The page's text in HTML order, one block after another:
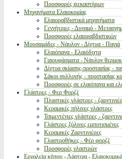
Προσφορές ψεκαστήρων
Μηχανήματα Ελαιοκομίας
Ελαιοραβδιστικά μηχανήματα
Γεννήτριες - Δυναμό -
Προσφορές ελαιοραβδιστικών
Μουσαμάδες - Νάυλον - Δίχτυα - Πανιά
Ελαιόπανα - Ελαιόδιχτα
Γαιουφάσματα - Νάυλον
Δίχτυα σκίασης-προστασίας -
Σάκοι συλλογής - προστασίας
Προσφορές σε ελαιόπανα και
Γλάστρες - Φερ Φορζέ
Πλαστικές γλάστρες -
Κεραμικές πήλινες γλάστρες
Τσιμεντένιες γλάστρες -
Γλάστρες ξύλινες εμποτισμένες
Κεραμικές Ζαρντινιέρες
Γλαστροθήκες - Φέρ φορζέ
Προσφορές γλαστρών
Εργαλεία κήπου - Λάστιχα -